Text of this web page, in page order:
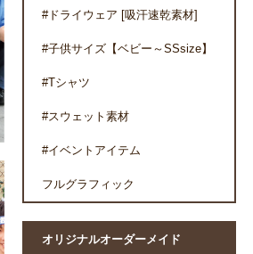
#ドライウェア [吸汗速乾素材]
#子供サイズ【ベビー～SSsize】
#Tシャツ
#スウェット素材
#イベントアイテム
フルグラフィック
オリジナルオーダーメイド